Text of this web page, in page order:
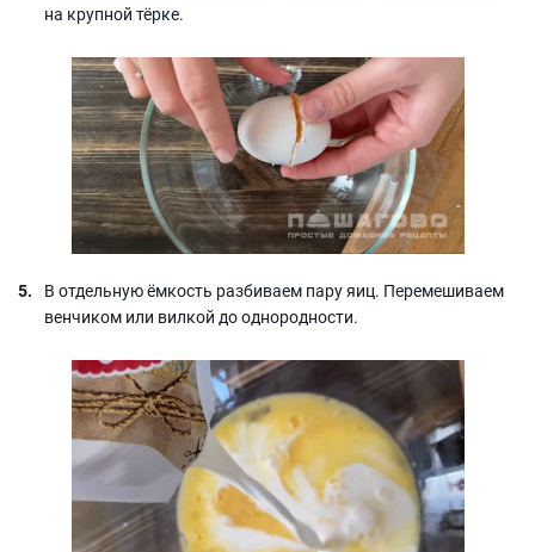
на крупной тёрке.
В отдельную ёмкость разбиваем пару яиц. Перемешиваем
венчиком или вилкой до однородности.